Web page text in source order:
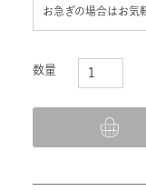
お急ぎの場合はお気